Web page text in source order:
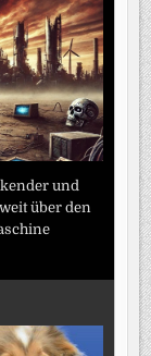
und
über den